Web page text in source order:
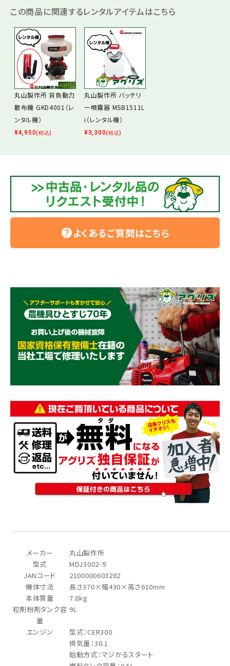
この商品に関連するレンタルアイテムはこちら
丸山製作所 背負動力
散布機 GKD4001（レ
ンタル機）
¥4,950(税込)
丸山製作所 バッテリ
ー噴霧器 MSB1511L
i（レンタル機）
¥3,300(税込)
helpよくあるご質問はこちら
メーカー
丸山製作所
型式
MDJ3002-9
JANコード
2100000603282
機体寸法
長さ370×幅430×高さ610mm
本体質量
7.8kg
粒剤粉剤タンク容
量
9L
エンジン
型式：CER300
排気量：30.1
始動方式：マジかるスタート